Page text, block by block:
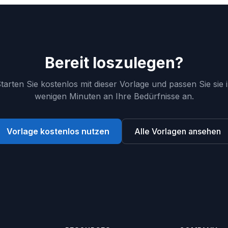
Bereit loszulegen?
Sie kostenlos mit dieser Vorlage und passen Sie sie
wenigen Minuten an Ihre Bedürfnisse an.
Vorlage kostenlos nutzen Alle Vorlagen ansehen